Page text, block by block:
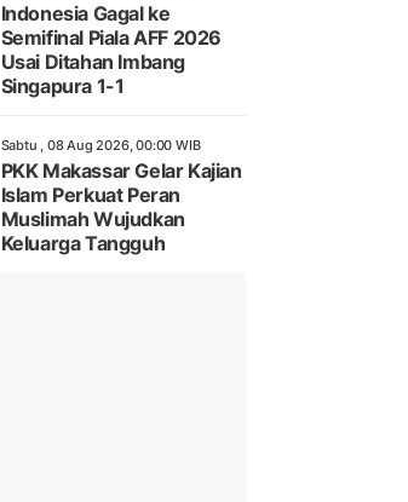
Indonesia Gagal ke
Semifinal Piala AFF 2026
Usai Ditahan Imbang
Singapura 1-1
Sabtu , 08 Aug 2026, 00:00 WIB
PKK Makassar Gelar Kajian
Islam Perkuat Peran
Muslimah Wujudkan
Keluarga Tangguh